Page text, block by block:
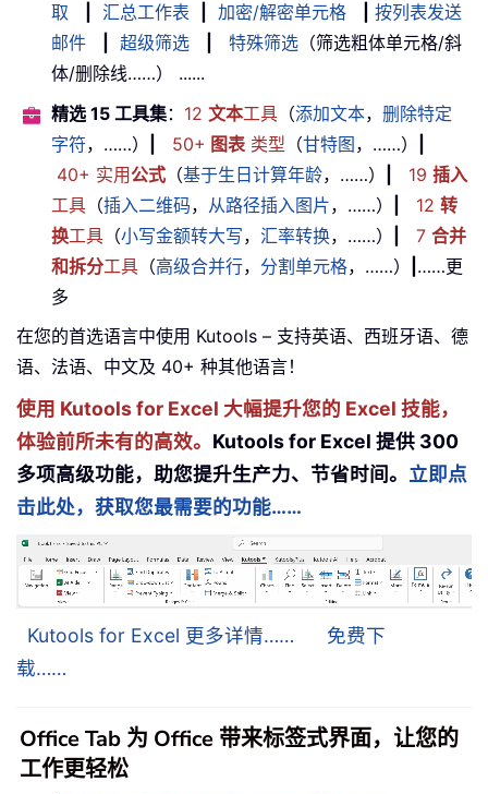
取
汇总工作表 加密/解密单元格
按列表发送
邮件
超级筛选 特殊筛选 （筛选粗体单元格/斜
体/删除线……） ......
精选 15 工具集： 12 文本工具 （添加文本， 删除特定
字符，……） 50+ 图表类型 （甘特图 ，……）
40+ 实用公式 （基于生日计算年龄，……） 19 插入
工具 （插入二维码， 从路径插入图片，……） 12 转
换工具 （小写金额转大写， 汇率转换，……） 7 合并
和拆分工具 （高级合并行， 分割单元格，……）
……更
多
在您的首选语言中使用 Kutools – 支持英语、西班牙语、德
语、法语、中文及 40+ 种其他语言！
使用 Kutools for Excel 大幅提升您的 Excel 技能，
体验前所未有的高效。 Kutools for Excel 提供 300
多项高级功能，助您提升生产力、节省时间。 立即点
击此处，获取您最需要的功能……
Kutools for Excel 更多详情……
免费下
载……
Office Tab 为 Office 带来标签式界面，让您的
工作更轻松